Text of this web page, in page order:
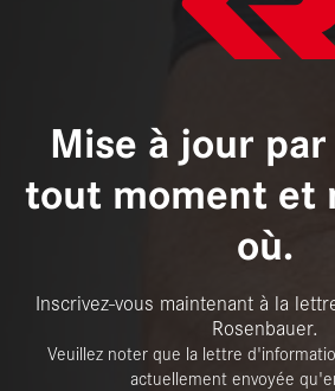
Mise à jour
tout moment et
où.
Inscrivez-vous maintenant à la
Rosenbauer.
Veuillez noter que la lettre
actuellement envoyée